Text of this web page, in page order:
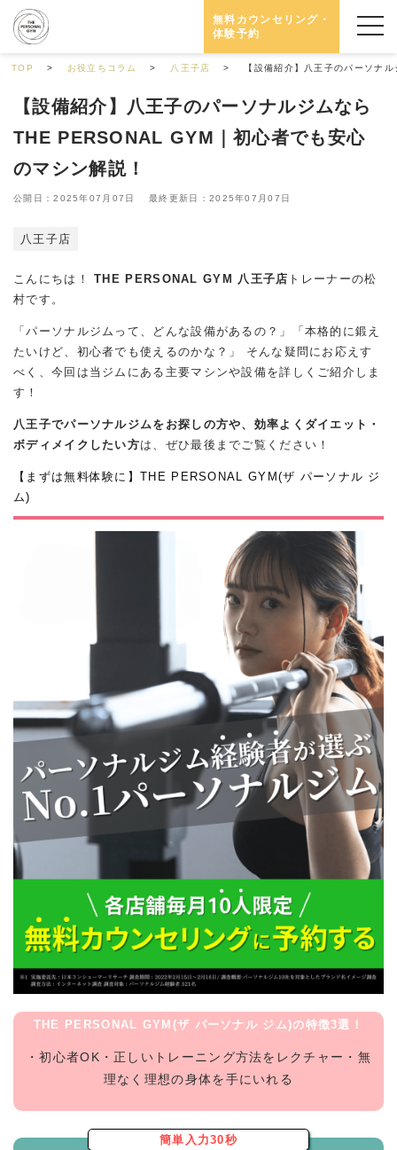
無料カウンセリング・
体験予約
TOP お役立ちコラム 八王子店 【設備紹介】八王子のパーソナ
【設備紹介】八王子のパーソナルジムなら
THE PERSONAL GYM｜初心者でも安心
のマシン解説！
公開日：2025年07月07日 最終更新日：2025年07月07日
八王子店
こんにちは！THE PERSONAL GYM 八王子店 トレーナーの松
村です。
「パーソナルジムって、どんな設備があるの？」「本格的に鍛え
たいけど、初心者でも使えるのかな？」 そんな疑問にお応えす
べく、今回は当ジムにある主要マシンや設備を詳しくご紹介しま
す！
八王子でパーソナルジムをお探しの方や、効率よくダイエット・
ボディメイクしたい方は、ぜひ最後までご覧ください！
【まずは無料体験に】THE PERSONAL GYM(ザ パーソナル ジ
ム)
THE PERSONAL GYM(ザ パーソナル ジム)の特徴3選！
・初心者OK・正しいトレーニング方法をレクチャー・無
理なく理想の身体を手にいれる
簡単入力30秒